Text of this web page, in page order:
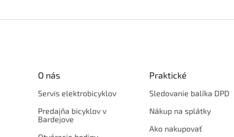
O nás
Servis elektrobicyklov
Predajňa bicyklov v
Bardejove
Praktické
Sledovanie balíka DPD
Nákup na splátky
Ako nakupovať